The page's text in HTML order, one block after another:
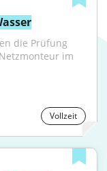
die Prüfung
im
Vollzeit